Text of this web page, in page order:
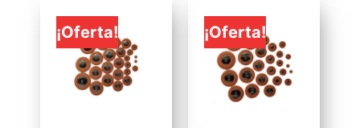
¡Oferta! ¡Oferta!